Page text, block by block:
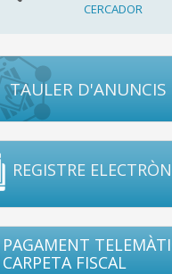
CERCADOR
TAULER D'ANUNCIS
REGISTRE
PAGAMENT
CARPETA FISCAL